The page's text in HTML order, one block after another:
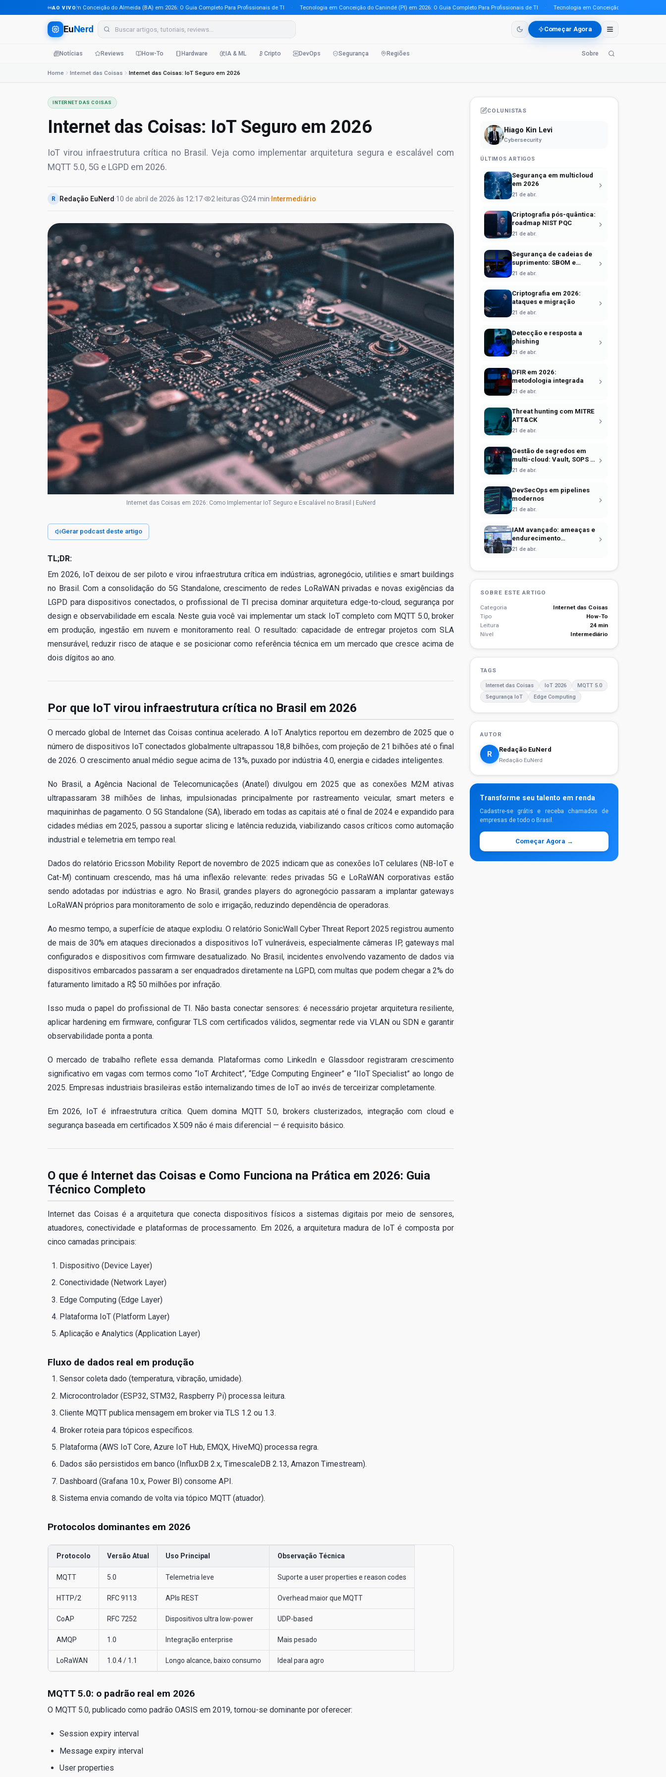
AO VIVO
Tecnologia em Conceição do Almeida (BA) em 2026: O Guia Completo Para Profissionais de TI · Tecnologia em Conceição do Canindé (PI) em 2026: O Guia Completo Para Profissionais de TI · Tecnologia em Conceição do Araguaia (PA)
EuNerd Começar Agora
Notícias Reviews How-To Hardware IA & ML Cripto DevOps Segurança Regiões Sobre
Home Internet das Coisas Internet das Coisas: IoT Seguro em 2026
INTERNET DAS COISAS
Internet das Coisas: IoT Seguro em 2026
IoT virou infraestrutura crítica no Brasil. Veja como implementar arquitetura segura e escalável com
MQTT 5.0, 5G e LGPD em 2026.
R Redação EuNerd ·10 de abril de 2026 às 12:17· 2 leituras· 24 min· Intermediário
Internet das Coisas em 2026: Como Implementar IoT Seguro e Escalável no Brasil | EuNerd
Gerar podcast deste artigo
TL;DR:
Em 2026, IoT deixou de ser piloto e virou infraestrutura crítica em indústrias, agronegócio, utilities e smart buildings
no Brasil. Com a consolidação do 5G Standalone, crescimento de redes LoRaWAN privadas e novas exigências da
LGPD para dispositivos conectados, o profissional de TI precisa dominar arquitetura edge-to-cloud, segurança por
design e observabilidade em escala. Neste guia você vai implementar um stack IoT completo com MQTT 5.0, broker
em produção, ingestão em nuvem e monitoramento real. O resultado: capacidade de entregar projetos com SLA
mensurável, reduzir risco de ataque e se posicionar como referência técnica em um mercado que cresce acima de
dois dígitos ao ano.
Por que IoT virou infraestrutura crítica no Brasil em 2026
O mercado global de Internet das Coisas continua acelerado. A IoT Analytics reportou em dezembro de 2025 que o
número de dispositivos IoT conectados globalmente ultrapassou 18,8 bilhões, com projeção de 21 bilhões até o final
de 2026. O crescimento anual médio segue acima de 13%, puxado por indústria 4.0, energia e cidades inteligentes.
No Brasil, a Agência Nacional de Telecomunicações (Anatel) divulgou em 2025 que as conexões M2M ativas
ultrapassaram 38 milhões de linhas, impulsionadas principalmente por rastreamento veicular, smart meters e
maquininhas de pagamento. O 5G Standalone (SA), liberado em todas as capitais até o final de 2024 e expandido para
cidades médias em 2025, passou a suportar slicing e latência reduzida, viabilizando casos críticos como automação
industrial e telemetria em tempo real.
Dados do relatório Ericsson Mobility Report de novembro de 2025 indicam que as conexões IoT celulares (NB-IoT e
Cat-M) continuam crescendo, mas há uma inflexão relevante: redes privadas 5G e LoRaWAN corporativas estão
sendo adotadas por indústrias e agro. No Brasil, grandes players do agronegócio passaram a implantar gateways
LoRaWAN próprios para monitoramento de solo e irrigação, reduzindo dependência de operadoras.
Ao mesmo tempo, a superfície de ataque explodiu. O relatório SonicWall Cyber Threat Report 2025 registrou aumento
de mais de 30% em ataques direcionados a dispositivos IoT vulneráveis, especialmente câmeras IP, gateways mal
configurados e dispositivos com firmware desatualizado. No Brasil, incidentes envolvendo vazamento de dados via
dispositivos embarcados passaram a ser enquadrados diretamente na LGPD, com multas que podem chegar a 2% do
faturamento limitado a R$ 50 milhões por infração.
Isso muda o papel do profissional de TI. Não basta conectar sensores: é necessário projetar arquitetura resiliente,
aplicar hardening em firmware, configurar TLS com certificados válidos, segmentar rede via VLAN ou SDN e garantir
observabilidade ponta a ponta.
O mercado de trabalho reflete essa demanda. Plataformas como LinkedIn e Glassdoor registraram crescimento
significativo em vagas com termos como “IoT Architect”, “Edge Computing Engineer” e “IIoT Specialist” ao longo de
2025. Empresas industriais brasileiras estão internalizando times de IoT ao invés de terceirizar completamente.
Em 2026, IoT é infraestrutura crítica. Quem domina MQTT 5.0, brokers clusterizados, integração com cloud e
segurança baseada em certificados X.509 não é mais diferencial — é requisito básico.
O que é Internet das Coisas e Como Funciona na Prática em 2026: Guia
Técnico Completo
Internet das Coisas é a arquitetura que conecta dispositivos físicos a sistemas digitais por meio de sensores,
atuadores, conectividade e plataformas de processamento. Em 2026, a arquitetura madura de IoT é composta por
cinco camadas principais:
Dispositivo (Device Layer)
Conectividade (Network Layer)
Edge Computing (Edge Layer)
Plataforma IoT (Platform Layer)
Aplicação e Analytics (Application Layer)
Fluxo de dados real em produção
Sensor coleta dado (temperatura, vibração, umidade).
Microcontrolador (ESP32, STM32, Raspberry Pi) processa leitura.
Cliente MQTT publica mensagem em broker via TLS 1.2 ou 1.3.
Broker roteia para tópicos específicos.
Plataforma (AWS IoT Core, Azure IoT Hub, EMQX, HiveMQ) processa regra.
Dados são persistidos em banco (InfluxDB 2.x, TimescaleDB 2.13, Amazon Timestream).
Dashboard (Grafana 10.x, Power BI) consome API.
Sistema envia comando de volta via tópico MQTT (atuador).
Protocolos dominantes em 2026
Protocolo Versão Atual Uso Principal Observação Técnica
MQTT 5.0 Telemetria leve Suporte a user properties e reason codes
HTTP/2 RFC 9113 APIs REST Overhead maior que MQTT
CoAP RFC 7252 Dispositivos ultra low-power UDP-based
AMQP 1.0 Integração enterprise Mais pesado
LoRaWAN 1.0.4 / 1.1 Longo alcance, baixo consumo Ideal para agro
MQTT 5.0: o padrão real em 2026
O MQTT 5.0, publicado como padrão OASIS em 2019, tornou-se dominante por oferecer:
Session expiry interval
Message expiry interval
User properties
COLUNISTAS
Hiago Kin Levi
Cybersecurity
ÚLTIMOS ARTIGOS
Segurança em multicloud
em 2026
21 de abr.
Criptografia pós-quântica:
roadmap NIST PQC
21 de abr.
Segurança de cadeias de
suprimento: SBOM e
Sigstore
21 de abr.
Criptografia em 2026:
ataques e migração
21 de abr.
Detecção e resposta a
phishing
21 de abr.
DFIR em 2026:
metodologia integrada
21 de abr.
Threat hunting com MITRE
ATT&CK
21 de abr.
Gestão de segredos em
multi-cloud: Vault, SOPS e
identidade efêmera
21 de abr.
DevSecOps em pipelines
modernos
21 de abr.
IAM avançado: ameaças e
endurecimento
operacional
21 de abr.
SOBRE ESTE ARTIGO
Categoria
Internet das Coisas
Tipo
How-To
Leitura
24 min
Nível
Intermediário
TAGS
Internet das Coisas IoT 2026
MQTT 5.0
Segurança IoT
Edge Computing
AUTOR
R
Redação EuNerd
Redação EuNerd
Transforme seu talento em renda
Cadastre-se grátis e receba chamados de
empresas de todo o Brasil.
Começar Agora →